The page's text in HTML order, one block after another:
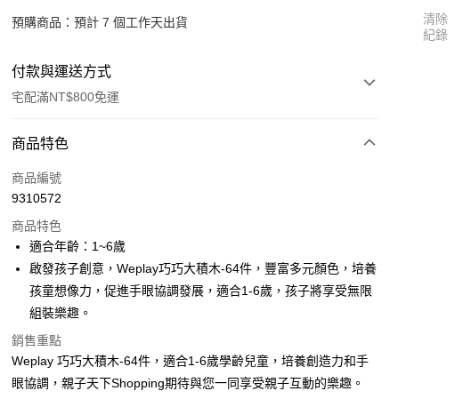
預購商品：預計 7 個工作天出貨
付款與運送方式
宅配滿NT$800免運
付款方式
信用卡一次付款
Apple Pay
大哥付你分期
相關說明
【大哥付你分期使用說明】
2.付款方式選擇「大哥付你分期」，訂單成立後會自動跳轉到大哥付的交易
流程，驗證手機門號後，選擇欲分期的期數、繳款截止日，確認付款後即
完成交易。
3.實際核准額度、可分期數及費用金額請依後續交易確認頁面所載為準。
相關說明
【關於「AFTEE先享後付」】
AFTEE先享後付是「在收到商品之後才付款」的支付方式。 讓您購物簡單
ATM付款
商品特色
商品編號
9310572
商品特色
適合年齡：1~6歲
啟發孩子創意，Weplay巧巧大積木-64件，豐富多元顏色，培養
孩童想像力，促進手眼協調發展，適合1-6歲，孩子將享受無限
組裝樂趣。
銷售重點
Weplay 巧巧大積木-64件，適合1-6歲學齡兒童，培養創造力和手
眼協調，親子天下Shopping期待與您一同享受親子互動的樂趣。
清除
紀錄